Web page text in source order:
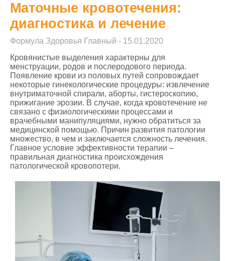
Маточные кровотечения:
диагностика и лечение
Формула Здоровья Главный - 15.01.2020
Кровянистые выделения характерны для
менструации, родов и послеродового периода.
Появление крови из половых путей сопровождает
некоторые гинекологические процедуры: извлечение
внутриматочной спирали, аборты, гистероскопию,
прижигание эрозии. В случае, когда кровотечение не
связано с физиологическими процессами и
врачебными манипуляциями, нужно обратиться за
медицинской помощью. Причин развития патологии
множество, в чем и заключается сложность лечения.
Главное условие эффективности терапии –
правильная диагностика происхождения
патологической кровопотери.